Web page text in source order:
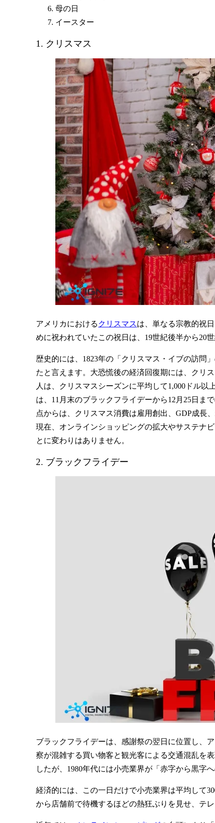
母の日
イースター
1. クリスマス
アメリカにおける クリスマスは、単なる宗教的祝
めに祝われていたこの祝日は、19世紀後半から20
歴史的には、1823年の「クリスマス・イブの訪問
たと言えます。大恐慌後の経済回復期には、クリ
人は、クリスマスシーズンに平均して1,000ドル
は、11月末のブラックフライデーから12月25日ま
点からは、クリスマス消費は雇用創出、GDP成長
現在、オンラインショッピングの拡大やサステナ
とに変わりはありません。
2. ブラックフライデー
ブラックフライデーは、感謝祭の翌日に位置し、
察が混雑する買い物客と観光客による交通混乱を
したが、1980年代には小売業界が「赤字から黒字
経済的には、この一日だけで小売業界は平均して
から店舗前で待機するほどの熱狂ぶりを見せ、テ